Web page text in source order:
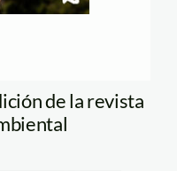
de la revista